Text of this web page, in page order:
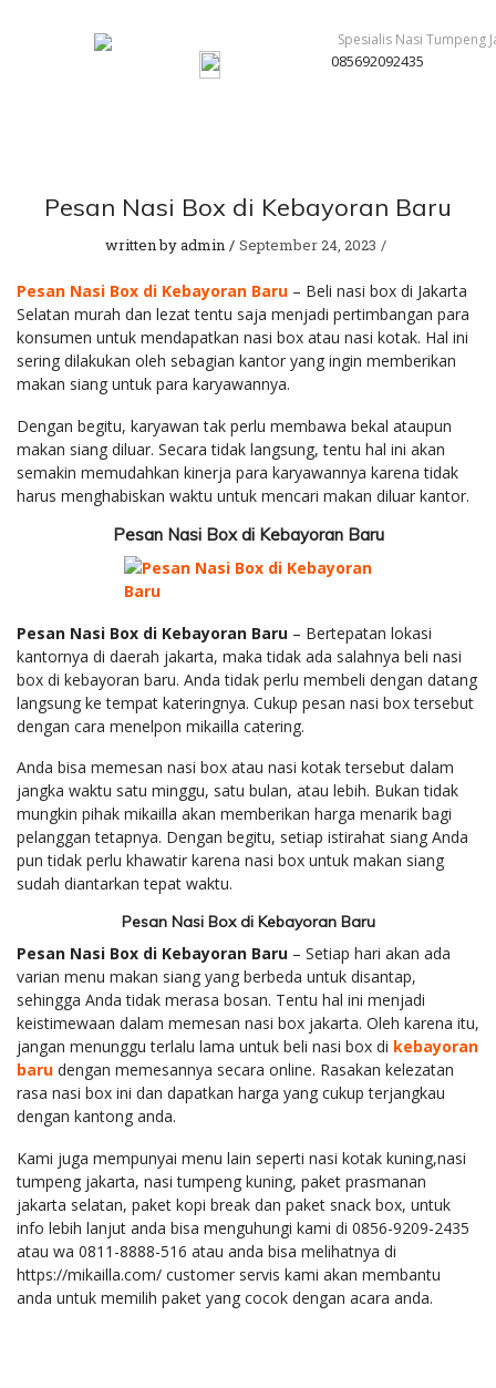
085692092435
Pesan Nasi Box di Kebayoran Baru
written byadmin September 24, 2023
Pesan Nasi Box di Kebayoran Baru – Beli nasi box di Jakarta
Selatan murah dan lezat tentu saja menjadi pertimbangan para
konsumen untuk mendapatkan nasi box atau nasi kotak. Hal ini
sering dilakukan oleh sebagian kantor yang ingin memberikan
makan siang untuk para karyawannya.
Dengan begitu, karyawan tak perlu membawa bekal ataupun
makan siang diluar. Secara tidak langsung, tentu hal ini akan
semakin memudahkan kinerja para karyawannya karena tidak
harus menghabiskan waktu untuk mencari makan diluar kantor.
Pesan Nasi Box di Kebayoran Baru
Pesan Nasi Box di Kebayoran Baru – Bertepatan lokasi
kantornya di daerah jakarta, maka tidak ada salahnya beli nasi
box di kebayoran baru. Anda tidak perlu membeli dengan datang
langsung ke tempat kateringnya. Cukup pesan nasi box tersebut
dengan cara menelpon mikailla catering.
Anda bisa memesan nasi box atau nasi kotak tersebut dalam
jangka waktu satu minggu, satu bulan, atau lebih. Bukan tidak
mungkin pihak mikailla akan memberikan harga menarik bagi
pelanggan tetapnya. Dengan begitu, setiap istirahat siang Anda
pun tidak perlu khawatir karena nasi box untuk makan siang
sudah diantarkan tepat waktu.
Pesan Nasi Box di Kebayoran Baru
Pesan Nasi Box di Kebayoran Baru – Setiap hari akan ada
varian menu makan siang yang berbeda untuk disantap,
sehingga Anda tidak merasa bosan. Tentu hal ini menjadi
keistimewaan dalam memesan nasi box jakarta. Oleh karena itu,
jangan menunggu terlalu lama untuk beli nasi box di kebayoran
baru dengan memesannya secara online. Rasakan kelezatan
rasa nasi box ini dan dapatkan harga yang cukup terjangkau
dengan kantong anda.
Kami juga mempunyai menu lain seperti nasi kotak kuning,nasi
tumpeng jakarta, nasi tumpeng kuning, paket prasmanan
jakarta selatan, paket kopi break dan paket snack box, untuk
info lebih lanjut anda bisa menguhungi kami di 0856-9209-2435
atau wa 0811-8888-516 atau anda bisa melihatnya di
https://mikailla.com/ customer servis kami akan membantu
anda untuk memilih paket yang cocok dengan acara anda.